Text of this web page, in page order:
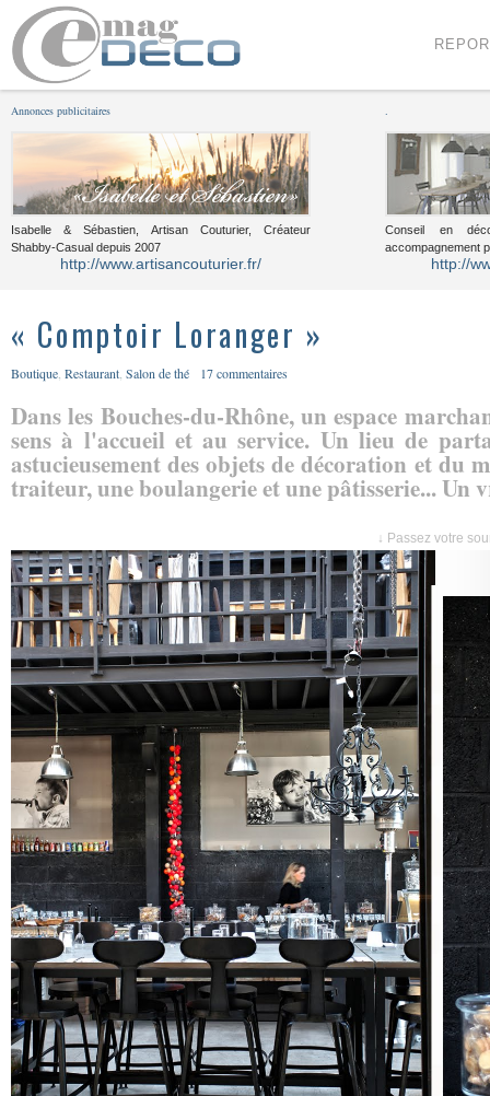
Annonces publicitaires
Isabelle & Sébastien, Artisan Couturier, Créateur
Shabby-Casual depuis 2007
http://www.artisancouturier.fr/
Conseil en
accompagnement
http://
« Comptoir Loranger »
Boutique Restaurant Salon de thé 17 commentaires
Dans les Bouches-du-Rhône, un espace
sens à l'accueil et au service. Un lieu de
astucieusement des objets de décoration et
traiteur, une boulangerie et une pâtisserie... Un
↓ Passez votre